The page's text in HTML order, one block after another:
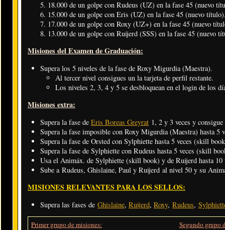
18.000 de un golpe con Rudeus (UZ) en la fase 45 (nuevo
15.000 de un golpe con Eris (UZ) en la fase 45 (nuevo
17.000 de un golpe con Roxy (UZ+) en la fase 45 (nuevo
13.000 de un golpe con Ruijerd (SSS) en la fase 45 (nuevo
Misiones del Examen de Graduación:
Supera los 5 niveles de la fase de Roxy Migurdia (Maestra).
Al tercer nivel consigues un la tarjeta de perfil restante.
Los niveles 2, 3, 4 y 5 se desbloquean en el login de los
Misiones extra:
Supera la fase de Eris Boreas Greyrat 1, 2 y 3 veces y
Supera la fase imposible con Roxy Migurdia (Maestra) hasta 5
Supera la fase de Orsted con Sylphiette hasta 5 veces (skill
Supera la fase de Sylphiette con Rudeus hasta 5 veces (skill
Usa el Animáx. de Sylphiette (skill book) y de Ruijerd hasta 10
Sube a Rudeus, Ghislaine, Paul y Ruijerd al nivel 50 y su
MISIONES RELEVANTES PARA LOS SELLOS:
Supera las fases de Ghislaine, Ruijerd, Roxy, Rudeus,
Primer grupo de misiones:
Segundo grupo